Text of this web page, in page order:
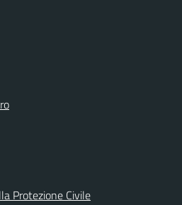
Protezione Civile